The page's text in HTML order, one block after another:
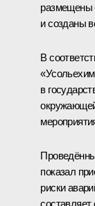
размещены
и созданы
В
в
показал
риски